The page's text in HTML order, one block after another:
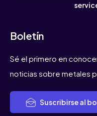
Boletín
Sé el primero en
noticias sobre metales
Suscribirse al